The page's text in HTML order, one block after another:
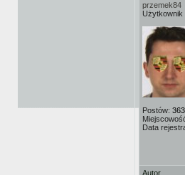
przemek84
Użytkownik
Postów:
Data
Autor